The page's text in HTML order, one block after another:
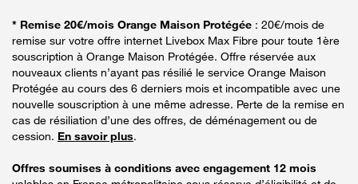
* Remise 20€/mois Orange Maison Protégée : 20€/mois de
remise sur votre offre internet Livebox Max Fibre pour toute 1ère
souscription à Orange Maison Protégée. Offre réservée aux
nouveaux clients n’ayant pas résilié le service Orange Maison
Protégée au cours des 6 derniers mois et incompatible avec une
nouvelle souscription à une même adresse. Perte de la remise en
cas de résiliation d’une des offres, de déménagement ou de
cession. En savoir plus.
Offres soumises à conditions avec engagement 12 mois